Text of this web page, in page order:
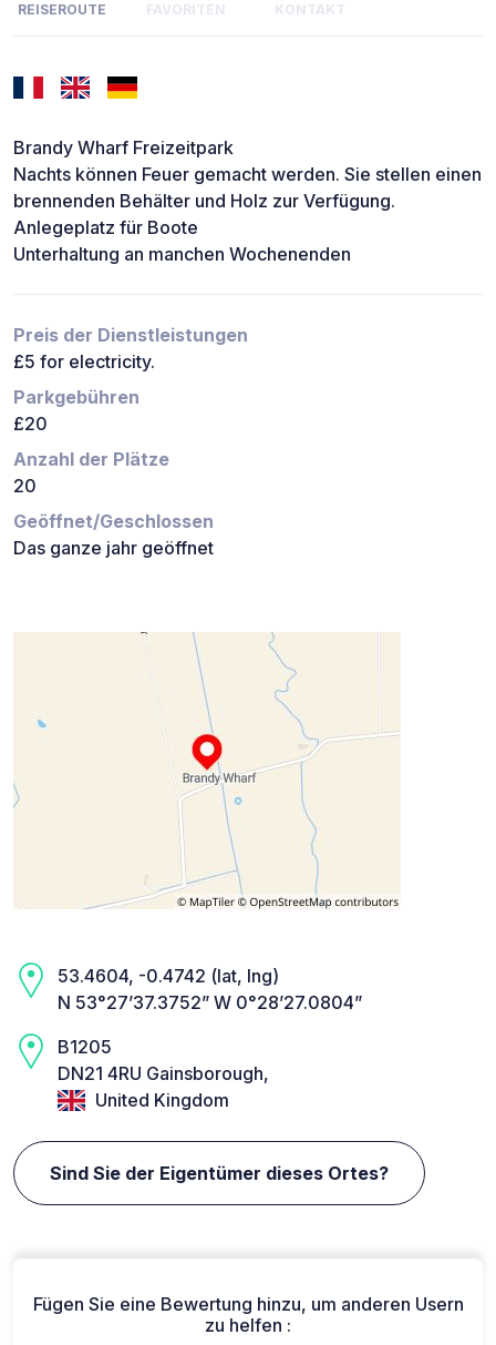
REISEROUTE FAVORITEN KONTAKT
Brandy Wharf Freizeitpark
Nachts können Feuer gemacht werden. Sie stellen einen
brennenden Behälter und Holz zur Verfügung.
Anlegeplatz für Boote
Unterhaltung an manchen Wochenenden
Preis der Dienstleistungen
£5 for electricity.
Parkgebühren
£20
Anzahl der Plätze
20
Geöffnet/Geschlossen
Das ganze jahr geöffnet
53.4604, -0.4742 (lat, lng)
N 53°27’37.3752” W 0°28’27.0804”
B1205
DN21 4RU Gainsborough,
United Kingdom
Sind Sie der Eigentümer dieses Ortes?
Fügen Sie eine Bewertung hinzu, um anderen Usern
zu helfen :